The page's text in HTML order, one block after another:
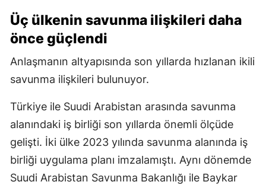
Üç ülkenin savunma ilişkileri daha
önce güçlendi
Anlaşmanın altyapısında son yıllarda hızlanan ikili
savunma ilişkileri bulunuyor.
Türkiye ile Suudi Arabistan arasında savunma
alanındaki iş birliği son yıllarda önemli ölçüde
gelişti. İki ülke 2023 yılında savunma alanında iş
birliği uygulama planı imzalamıştı. Aynı dönemde
Suudi Arabistan Savunma Bakanlığı ile Baykar